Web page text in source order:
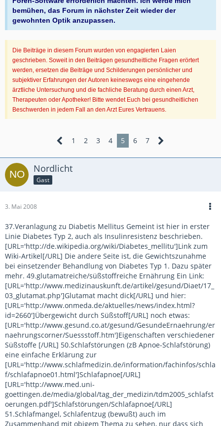
bemühen, das Forum in nächster Zeit wieder der
gewohnten Optik anzupassen.
Die Beiträge in diesem Forum wurden von engagierten Laien
geschrieben. Soweit in den Beiträgen gesundheitliche Fragen erörtert
werden, ersetzen die Beiträge und Schilderungen persönlicher und
subjektiver Erfahrungen der Autoren keineswegs eine eingehende
ärztliche Untersuchung und die fachliche Beratung durch einen Arzt,
Therapeuten oder Apotheker! Bitte wendet Euch bei gesundheitlichen
Beschwerden in jedem Fall an den Arzt Eures Vertrauens.
1 2 3 4 5 6 7
Nordlicht
Gast
3. Mai 2008
37.Veranlagung zu Diabetis Mellitus Gemeint ist hier in erster
Linie Diabetes Typ 2, auch als Insulinresistenz beschrieben.
[URL='http://de.wikipedia.org/wiki/Diabetes_mellitu']Link zum
Wiki-Artikel[/URL] Die andere Seite ist, die Gewichtszunahme
bei einsetzender Behandlung von Diabetes Typ 1. Dazu später
mehr. 49.glutamatreiche/süßstoffreiche Ernährung Ein Link:
[URL='http://www.medizinauskunft.de/artikel/gesund/Diaet/17_
03_glutamat.php']Glutamat macht dick[/URL] und hier:
[URL='http://www.onmeda.de/aktuelles/news/index.html?
id=2660']Übergewicht durch Süßstoff[/URL] noch etwas:
[URL='http://www.gesund.co.at/gesund/GesundeErnaehrung/er
naehrungscorner/Suessstoff.htm']Eigenschaften verschiedener
Süßstoffe [/URL] 50.Schlafstörungen (zB Apnoe-Schlafstörung)
eine einfache Erklärung zur
[URL='http://www.schlafmedizin.de/information/fachinfos/schla
f/schlafapnoe01.html']Schlafapnoe[/URL]
[URL='http://www.med.uni-
goettingen.de/media/global/tag_der_medizin/tdm2005_schlafst
oerungen.pdf']Schlafstörungen/Schlafapnoe[/URL]
51.Schlafmangel, Schlafentzug (bewußt) auch im
Zusammenhand mit obigem Thema zu sehen, nur dass sich